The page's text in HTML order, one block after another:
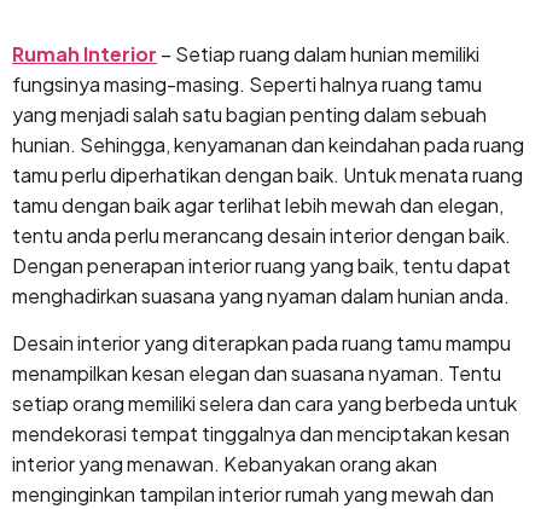
ke
konten
Rumah Interior – Setiap ruang dalam hunian memiliki
fungsinya masing-masing. Seperti halnya ruang tamu
yang menjadi salah satu bagian penting dalam sebuah
hunian. Sehingga, kenyamanan dan keindahan pada ruang
tamu perlu diperhatikan dengan baik. Untuk menata ruang
tamu dengan baik agar terlihat lebih mewah dan elegan,
tentu anda perlu merancang desain interior dengan baik.
Dengan penerapan interior ruang yang baik, tentu dapat
menghadirkan suasana yang nyaman dalam hunian anda.
Desain interior yang diterapkan pada ruang tamu mampu
menampilkan kesan elegan dan suasana nyaman. Tentu
setiap orang memiliki selera dan cara yang berbeda untuk
mendekorasi tempat tinggalnya dan menciptakan kesan
interior yang menawan. Kebanyakan orang akan
menginginkan tampilan interior rumah yang mewah dan